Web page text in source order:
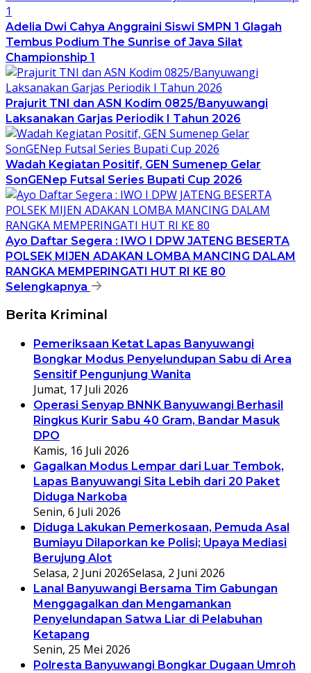
Adelia Dwi Cahya Anggraini Siswi SMPN 1 Glagah
Tembus Podium The Sunrise of Java Silat
Championship 1
Prajurit TNI dan ASN Kodim 0825/Banyuwangi
Laksanakan Garjas Periodik I Tahun 2026
Wadah Kegiatan Positif, GEN Sumenep Gelar
SonGENep Futsal Series Bupati Cup 2026
Ayo Daftar Segera : IWO I DPW JATENG BESERTA
POLSEK MIJEN ADAKAN LOMBA MANCING DALAM
RANGKA MEMPERINGATI HUT RI KE 80
Selengkapnya
Berita Kriminal
Pemeriksaan Ketat Lapas Banyuwangi
Bongkar Modus Penyelundupan Sabu di Area
Sensitif Pengunjung Wanita
Jumat, 17 Juli 2026
Operasi Senyap BNNK Banyuwangi Berhasil
Ringkus Kurir Sabu 40 Gram, Bandar Masuk
DPO
Kamis, 16 Juli 2026
Gagalkan Modus Lempar dari Luar Tembok,
Lapas Banyuwangi Sita Lebih dari 20 Paket
Diduga Narkoba
Senin, 6 Juli 2026
Diduga Lakukan Pemerkosaan, Pemuda Asal
Bumiayu Dilaporkan ke Polisi; Upaya Mediasi
Berujung Alot
Selasa, 2 Juni 2026Selasa, 2 Juni 2026
Lanal Banyuwangi Bersama Tim Gabungan
Menggagalkan dan Mengamankan
Penyelundapan Satwa Liar di Pelabuhan
Ketapang
Senin, 25 Mei 2026
Polresta Banyuwangi Bongkar Dugaan Umroh